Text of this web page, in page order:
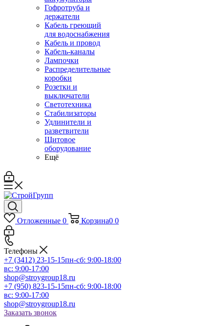
Гофротруба и
держатели
Кабель греющий
для водоснабжения
Кабель и провод
Кабель-каналы
Лампочки
Распределительные
коробки
Розетки и
выключатели
Светотехника
Стабилизаторы
Удлинители и
разветвители
Щитовое
оборудование
Ещё
Отложенные 0 Корзина0 0
Телефоны
+7 (3412) 23-15-15пн-сб: 9:00-18:00
вс: 9:00-17:00
shop@stroygroup18.ru
+7 (950) 823-15-15пн-сб: 9:00-18:00
вс: 9:00-17:00
shop@stroygroup18.ru
Заказать звонок